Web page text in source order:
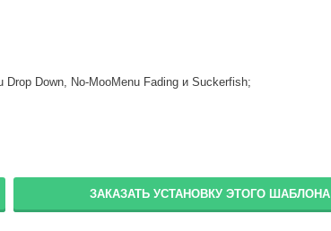
Down, No-MooMenu Fading и Suckerfish;
ЗАКАЗАТЬ УСТАНОВКУ ЭТОГО ШАБЛОНА